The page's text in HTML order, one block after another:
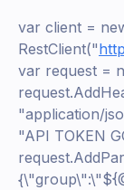
var client =
RestClient("
var request =
"application/
"API TOKEN